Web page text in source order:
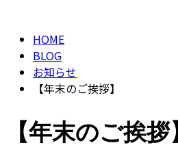
HOME
BLOG
お知らせ
【年末のご挨拶】
【年末のご挨拶】